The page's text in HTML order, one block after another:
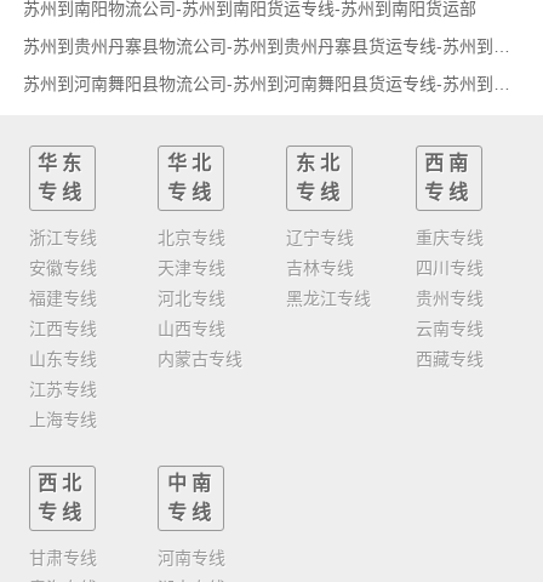
苏州到南阳物流公司-苏州到南阳货运专线-苏州到南阳货运部
苏州到贵州丹寨县物流公司-苏州到贵州丹寨县货运专线-苏州到贵州丹寨县货运部
苏州到河南舞阳县物流公司-苏州到河南舞阳县货运专线-苏州到河南舞阳县货运部
华东
专线
浙江专线
安徽专线
福建专线
江西专线
山东专线
江苏专线
上海专线
华北
专线
北京专线
天津专线
河北专线
山西专线
内蒙古专线
东北
专线
辽宁专线
吉林专线
黑龙江专线
西南
专线
重庆专线
四川专线
贵州专线
云南专线
西藏专线
西北
专线
甘肃专线
中南
专线
河南专线